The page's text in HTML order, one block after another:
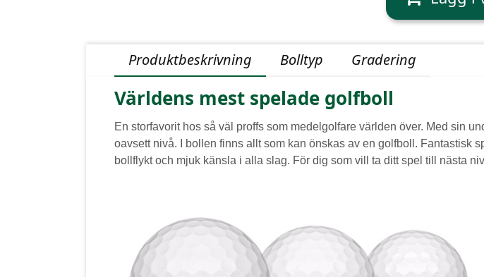
Produktbeskrivning Bolltyp Gradering
Världens mest spelade golfboll
En storfavorit hos så väl proffs som medelgolfare världen över. Med sin
oavsett nivå. I bollen finns allt som kan önskas av en golfboll. Fantastisk
bollflykt och mjuk känsla i alla slag. För dig som vill ta ditt spel till nästa